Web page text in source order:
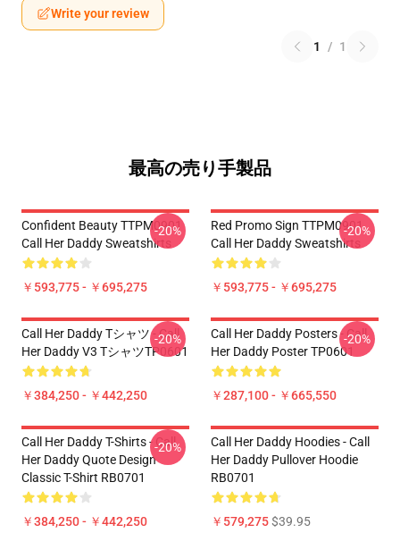
Write your review
1 / 1
最高の売り手製品
Confident Beauty TTPM0901
Call Her Daddy Sweatshirts
￥593,775 - ￥695,275
-20%
Red Promo Sign TTPM0901
Call Her Daddy Sweatshirts
￥593,775 - ￥695,275
-20%
Call Her Daddy Tシャツ - Call
Her Daddy V3 TシャツTP0601
￥384,250 - ￥442,250
-20%
Call Her Daddy Posters - Call
Her Daddy Poster TP0601
￥287,100 - ￥665,550
-20%
Call Her Daddy T-Shirts - Call
Her Daddy Quote Design
Classic T-Shirt RB0701
￥384,250 - ￥442,250
-20%
Call Her Daddy Hoodies - Call
Her Daddy Pullover Hoodie
RB0701
￥579,275$39.95